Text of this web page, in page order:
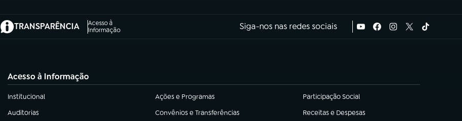
TRANSPARÊNCIA
Acesso à
Informação
(abre em nova aba) Siga-nos nas redes sociais
Acesso à Informação
Institucional
(abre em nova aba) Ações e Programas
(abre em nova aba) Participação Social
(abre em nova aba)
Auditorias
(abre em nova aba) Convênios e Transferências
(abre em nova aba) Receitas e Despesas
(abre em nova aba)